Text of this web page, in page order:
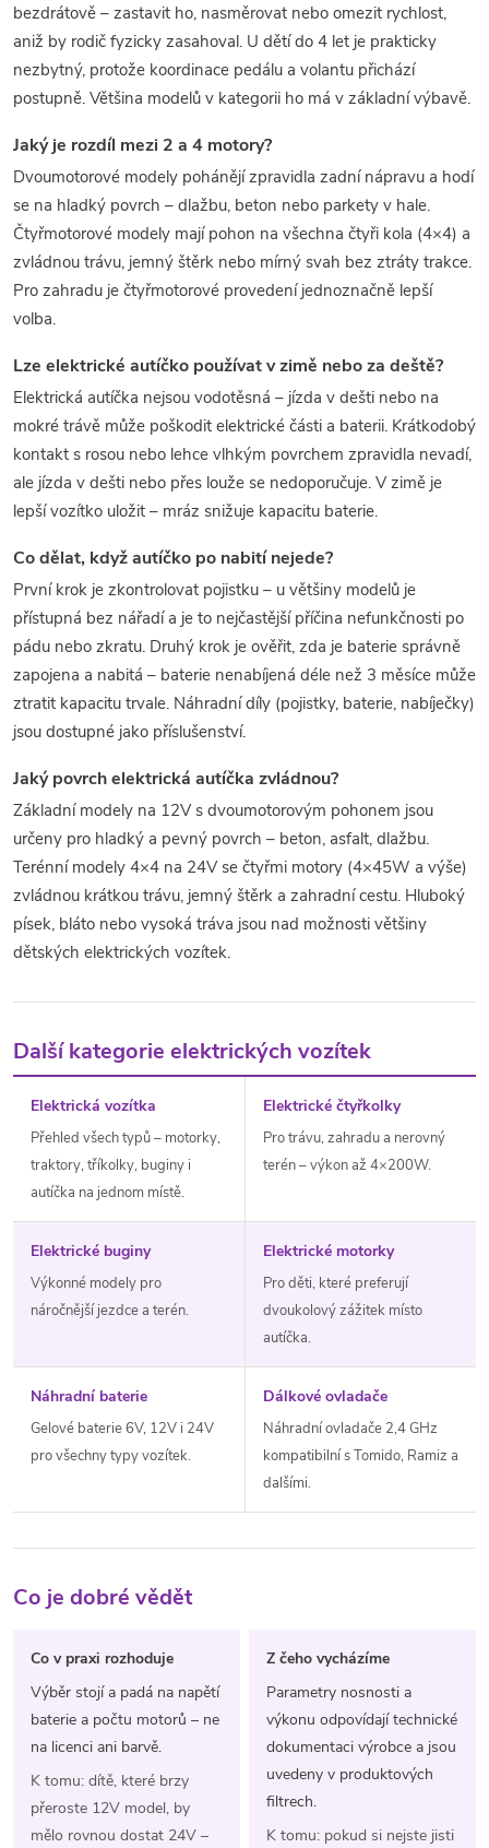
bezdrátově – zastavit ho, nasměrovat nebo omezit rychlost,
aniž by rodič fyzicky zasahoval. U dětí do 4 let je prakticky
nezbytný, protože koordinace pedálu a volantu přichází
postupně. Většina modelů v kategorii ho má v základní výbavě.
Jaký je rozdíl mezi 2 a 4 motory?
Dvoumotorové modely pohánějí zpravidla zadní nápravu a hodí
se na hladký povrch – dlažbu, beton nebo parkety v hale.
Čtyřmotorové modely mají pohon na všechna čtyři kola (4×4) a
zvládnou trávu, jemný štěrk nebo mírný svah bez ztráty trakce.
Pro zahradu je čtyřmotorové provedení jednoznačně lepší
volba.
Lze elektrické autíčko používat v zimě nebo za deště?
Elektrická autíčka nejsou vodotěsná – jízda v dešti nebo na
mokré trávě může poškodit elektrické části a baterii. Krátkodobý
kontakt s rosou nebo lehce vlhkým povrchem zpravidla nevadí,
ale jízda v dešti nebo přes louže se nedoporučuje. V zimě je
lepší vozítko uložit – mráz snižuje kapacitu baterie.
Co dělat, když autíčko po nabití nejede?
První krok je zkontrolovat pojistku – u většiny modelů je
přístupná bez nářadí a je to nejčastější příčina nefunkčnosti po
pádu nebo zkratu. Druhý krok je ověřit, zda je baterie správně
zapojena a nabitá – baterie nenabíjená déle než 3 měsíce může
ztratit kapacitu trvale. Náhradní díly (pojistky, baterie, nabíječky)
jsou dostupné jako příslušenství.
Jaký povrch elektrická autíčka zvládnou?
Základní modely na 12V s dvoumotorovým pohonem jsou
určeny pro hladký a pevný povrch – beton, asfalt, dlažbu.
Terénní modely 4×4 na 24V se čtyřmi motory (4×45W a výše)
zvládnou krátkou trávu, jemný štěrk a zahradní cestu. Hluboký
písek, bláto nebo vysoká tráva jsou nad možnosti většiny
dětských elektrických vozítek.
Další kategorie elektrických vozítek
Elektrická vozítka
Přehled všech typů – motorky,
traktory, tříkolky, buginy i
autíčka na jednom místě.
Elektrické čtyřkolky
Pro trávu, zahradu a nerovný
terén – výkon až 4×200W.
Elektrické buginy
Výkonné modely pro
náročnější jezdce a terén.
Elektrické motorky
Pro děti, které preferují
dvoukolový zážitek místo
autíčka.
Náhradní baterie
Gelové baterie 6V, 12V i 24V
pro všechny typy vozítek.
Dálkové ovladače
Náhradní ovladače 2,4 GHz
kompatibilní s Tomido, Ramiz a
dalšími.
Co je dobré vědět
Co v praxi rozhoduje
Výběr stojí a padá na napětí
baterie a počtu motorů – ne
na licenci ani barvě.
K tomu: dítě, které brzy
přeroste 12V model, by
mělo rovnou dostat 24V –
Z čeho vycházíme
Parametry nosnosti a
výkonu odpovídají technické
dokumentaci výrobce a jsou
uvedeny v produktových
filtrech.
K tomu: pokud si nejste jisti